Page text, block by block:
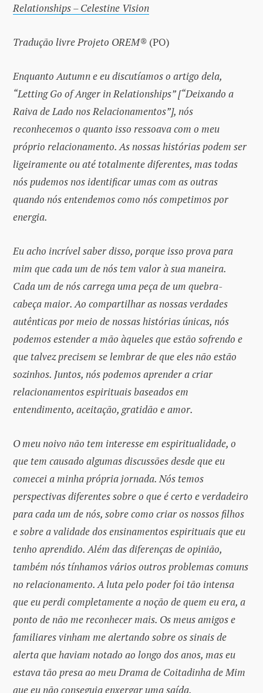
Relationships – Celestine Vision
Tradução livre Projeto OREM® (PO)
Enquanto Autumn e eu discutíamos o artigo dela,
“Letting Go of Anger in Relationships” [“Deixando a
Raiva de Lado nos Relacionamentos”], nós
reconhecemos o quanto isso ressoava com o meu
próprio relacionamento. As nossas histórias podem ser
ligeiramente ou até totalmente diferentes, mas todas
nós pudemos nos identificar umas com as outras
quando nós entendemos como nós competimos por
energia.
Eu acho incrível saber disso, porque isso prova para
mim que cada um de nós tem valor à sua maneira.
Cada um de nós carrega uma peça de um quebra-
cabeça maior. Ao compartilhar as nossas verdades
autênticas por meio de nossas histórias únicas, nós
podemos estender a mão àqueles que estão sofrendo e
que talvez precisem se lembrar de que eles não estão
sozinhos. Juntos, nós podemos aprender a criar
relacionamentos espirituais baseados em
entendimento, aceitação, gratidão e amor.
O meu noivo não tem interesse em espiritualidade, o
que tem causado algumas discussões desde que eu
comecei a minha própria jornada. Nós temos
perspectivas diferentes sobre o que é certo e verdadeiro
para cada um de nós, sobre como criar os nossos filhos
e sobre a validade dos ensinamentos espirituais que eu
tenho aprendido. Além das diferenças de opinião,
também nós tínhamos vários outros problemas comuns
no relacionamento. A luta pelo poder foi tão intensa
que eu perdi completamente a noção de quem eu era, a
ponto de não me reconhecer mais. Os meus amigos e
familiares vinham me alertando sobre os sinais de
alerta que haviam notado ao longo dos anos, mas eu
estava tão presa ao meu Drama de Coitadinha de Mim
que eu não conseguia enxergar uma saída.